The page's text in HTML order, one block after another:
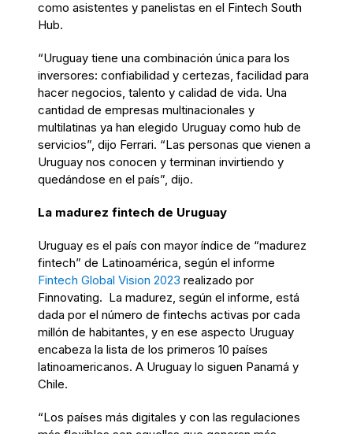
como asistentes y panelistas en el Fintech South
Hub.
“Uruguay tiene una combinación única para los
inversores: confiabilidad y certezas, facilidad para
hacer negocios, talento y calidad de vida. Una
cantidad de empresas multinacionales y
multilatinas ya han elegido Uruguay como hub de
servicios”, dijo Ferrari. “Las personas que vienen a
Uruguay nos conocen y terminan invirtiendo y
quedándose en el país”, dijo.
La madurez fintech de Uruguay
Uruguay es el país con mayor índice de “madurez
fintech” de Latinoamérica, según el informe
Fintech Global Vision 2023 realizado por
Finnovating. La madurez, según el informe, está
dada por el número de fintechs activas por cada
millón de habitantes, y en ese aspecto Uruguay
encabeza la lista de los primeros 10 países
latinoamericanos. A Uruguay lo siguen Panamá y
Chile.
“Los países más digitales y con las regulaciones